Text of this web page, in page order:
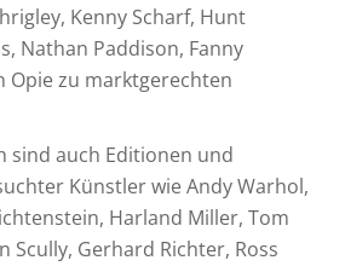
Kenny Scharf, Hunt
Nathan Paddison, Fanny
Opie zu marktgerechten
sind auch Editionen und
Künstler wie Andy Warhol,
Harland Miller, Tom
Scully, Gerhard Richter, Ross